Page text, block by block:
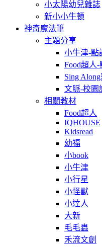
小太陽幼兒雜誌
新小小牛頓
神奇魔法筆
主題分享
小牛津-點
Food超人
Sing
文脈-校園
相關教材
Food超人
IQHOUSE
Kidsread
幼福
小book
小牛津
小行星
小怪獸
小達人
大新
毛毛蟲
禾流文創